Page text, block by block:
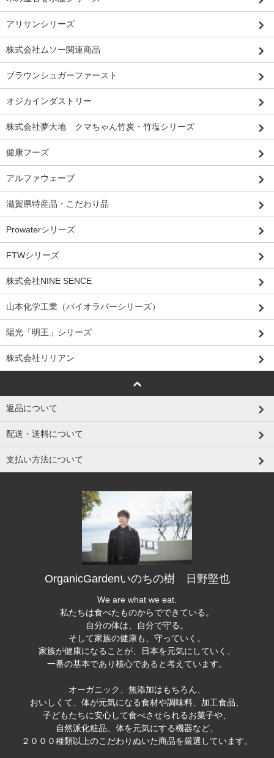
アリサンシリーズ
株式会社ムソー関連商品
ブラウンシュガーファースト
オジカインダストリー
株式会社夢大地 クマちゃん竹炭・竹塩シリーズ
健康フーズ
アルファウェーブ
滋賀県特産品・こだわり品
Prowaterシリーズ
FTWシリーズ
株式会社NINE SENCE
山本化学工業（バイオラバーシリーズ）
陽光「明王」シリーズ
株式会社リリアン
返品について
配送・送料について
支払い方法について
OrganicGardenいのちの樹 日野堅也
We are what we eat.
私たちは食べたものからでできている。
自分の体は、自分で守る。
そして家族の健康も、守っていく。
家族が健康になることが、日本を元気にしていく、
一番の基本であり核心であると考えています。
オーガニック、無添加はもちろん、
おいしくて、体が元気になる食材や調味料、加工食品、
子どもたちに安心して食べさせられるお菓子や、
自然派化粧品、体を元気にする機器など、
２０００種類以上のこだわりぬいた商品を厳選しています。